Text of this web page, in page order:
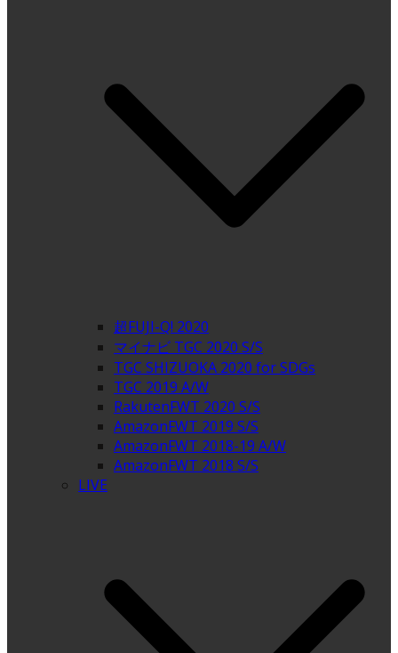
超FUJI-Q! 2020
マイナビ TGC 2020 S/S
TGC SHIZUOKA 2020 for SDGs
TGC 2019 A/W
RakutenFWT 2020 S/S
AmazonFWT 2019 S/S
AmazonFWT 2018-19 A/W
AmazonFWT 2018 S/S
LIVE